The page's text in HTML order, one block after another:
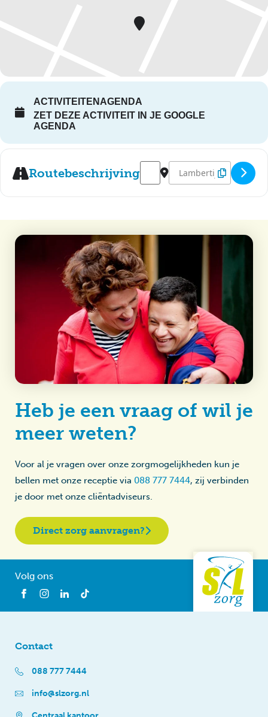
ACTIVITEITENAGENDA
ZET DEZE ACTIVITEIT IN JE GOOGLE
AGENDA
Routebeschrijving
Address - Menslievende
Destination Address -
Heb je een vraag of wil je
meer weten?
Voor al je vragen over onze zorgmogelijkheden kun je
bellen met onze receptie via 088 777 7444, zij verbinden
je door met onze cliëntadviseurs.
Direct zorg aanvragen?
Volg ons
Contact
088 777 7444
info@slzorg.nl